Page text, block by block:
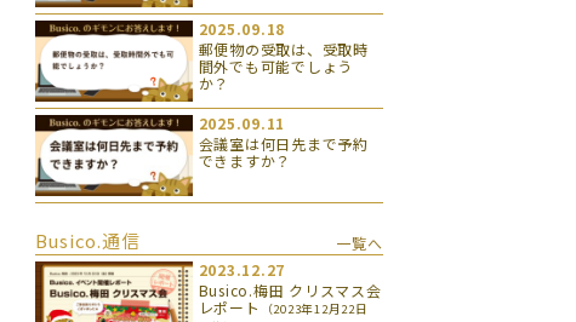
2025.09.18
郵便物の受取は、受取時
間外でも可能でしょう
か？
2025.09.11
会議室は何日先まで予約
できますか？
Busico.通信
一覧へ
2023.12.27
Busico.梅田 クリスマス会
レポート
（2023年12月22日